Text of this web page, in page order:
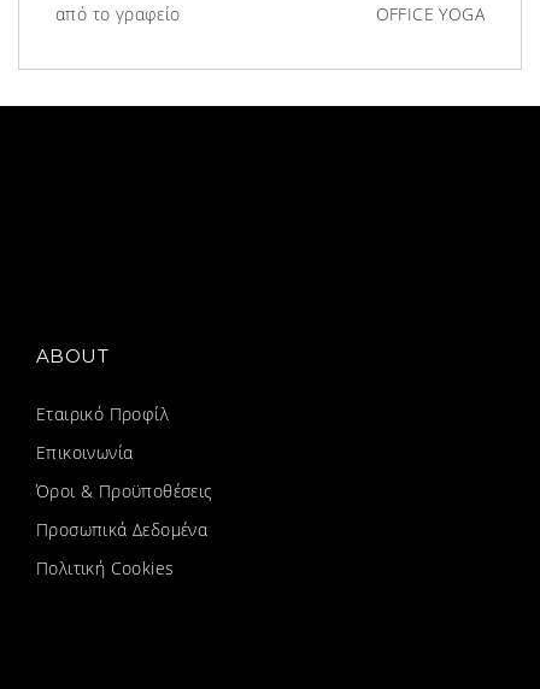
από το γραφείο
OFFICE YOGA
ABOUT
Εταιρικό Προφίλ
Επικοινωνία
Όροι & Προϋποθέσεις
Προσωπικά Δεδομένα
Πολιτική Cookies